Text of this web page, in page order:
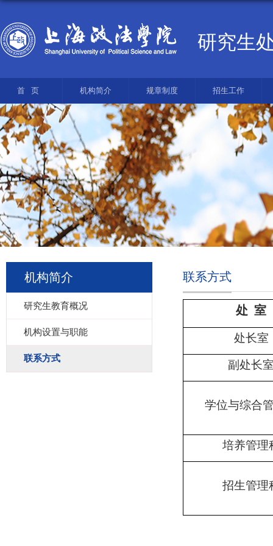
研究生
首页 机构简介 规章制度 招生工作
机构简介
研究生教育概况
机构设置与职能
联系方式
联系方式
处 室
处长室
副处长
学位与综合
培养管理
招生管理